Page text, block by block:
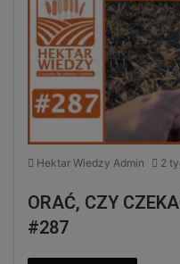
Hektar Wiedzy Admin 2
ORAĆ, CZY
#287